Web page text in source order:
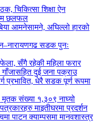
चिकित्सा शिक्षा ऐन
छलफल
आमनेसामने, अघिल्लो हारको
सडक पुनः
सँगै रहेकी महिला फरार
दुई जना पक्राउ
प्रभावित, धेरै सडक पूर्ण रूपमा
मृतक संख्या १,३०९ नाघ्यो
माइतीघरमा प्रदर्शन
पाटन क्याम्पसमा मानवशास्त्र